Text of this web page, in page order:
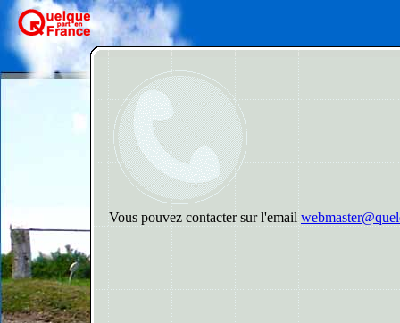
Vous pouvez contacter sur l'email